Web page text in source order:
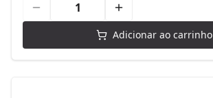
Adicionar ao carrinho